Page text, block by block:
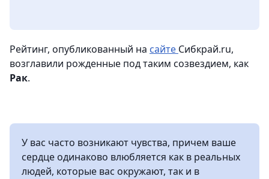
Рейтинг, опубликованный на сайте Сибкрай.ru,
возглавили рожденные под таким созвездием, как
Рак.
У вас часто возникают чувства, причем ваше
сердце одинаково влюбляется как в реальных
людей, которые вас окружают, так и в